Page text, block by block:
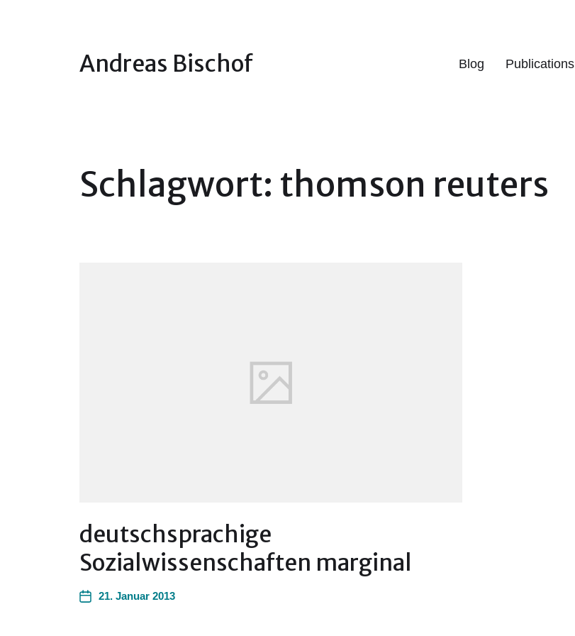
Andreas Bischof Blog Publications
Schlagwort: thomson reuters
deutschsprachige
Sozialwissenschaften marginal
21. Januar 2013